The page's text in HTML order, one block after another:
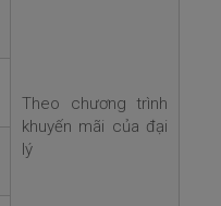
Theo chương trình
khuyến mãi của đại
lý